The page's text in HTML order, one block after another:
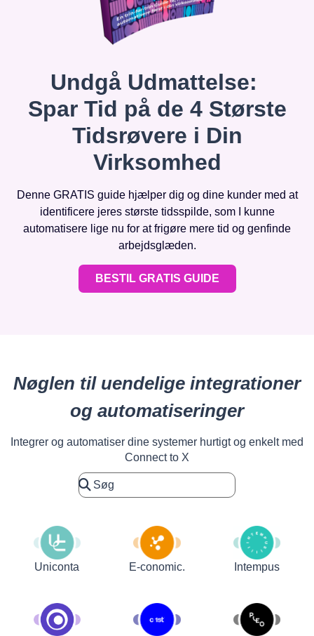
Undgå Udmattelse:
Spar Tid på de 4 Største
Tidsrøvere i Din
Virksomhed
Denne GRATIS guide hjælper dig og dine kunder med at
identificere jeres største tidsspilde, som I kunne
automatisere lige nu for at frigøre mere tid og genfinde
arbejdsglæden.
BESTIL GRATIS GUIDE
Nøglen til uendelige integrationer
og automatiseringer
Integrer og automatiser dine systemer hurtigt og enkelt med
Connect to X
Uniconta E-conomic. Intempus